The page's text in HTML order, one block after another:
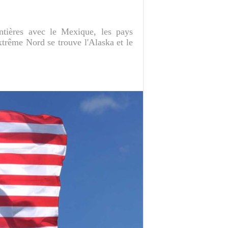
avec le Mexique, les pays
Nord se trouve l'Alaska et le